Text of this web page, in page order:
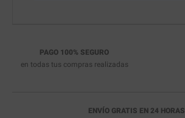
PAGO 100% SEGURO
en todas tus compras realizadas
ENVÍO GRATIS EN 24 HORAS